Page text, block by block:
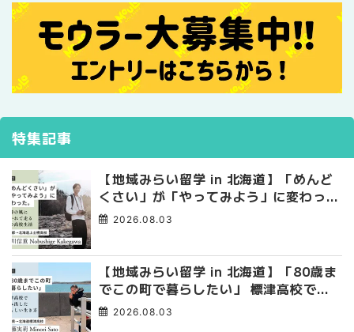
特集記事
【地域みらい留学 in 北海道】「めんど
くさい」が「やってみよう」に変わっ
た。 十勝の風に吹かれて走る、僕の泥
2026.08.03
【地域みらい留学 in 北海道】「80歳ま
でこの町で暮らしたい」 標津高校で踏
み出した、私らしい生き方
2026.08.03